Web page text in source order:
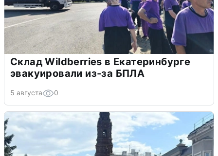
Склад Wildberries в Екатеринбурге
эвакуировали из-за БПЛА
5 августа 0